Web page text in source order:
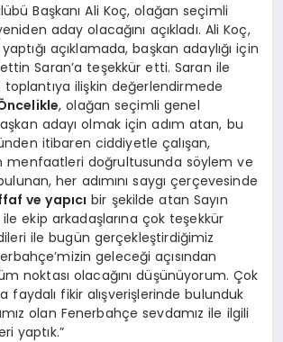
Başkanı Ali Koç, olağan seçimli
aday olacağını açıkladı. Ali Koç,
açıklamada, başkan adaylığı için
Saran’a teşekkür etti. Saran ile
ilişkin değerlendirmede
, olağan seçimli genel
adayı olmak için adım atan, bu
itibaren ciddiyetle çalışan,
menfaatleri doğrultusunda söylem ve
her adımını saygı çerçevesinde
ve yapıcı bir şekilde atan Sayın
ekip arkadaşlarına çok teşekkür
ile bugün gerçekleştirdiğimiz
geleceği açısından
noktası olacağını düşünüyorum. Çok
faydalı fikir alışverişlerinde bulunduk
olan Fenerbahçe sevdamız ile ilgili
yaptık.”